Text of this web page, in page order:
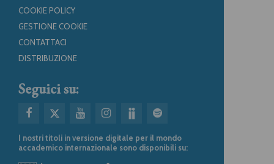
COOKIE POLICY
GESTIONE COOKIE
CONTATTACI
DISTRIBUZIONE
Seguici su:
I nostri titoli in versione digitale per il mondo
accademico internazionale sono disponibili su: